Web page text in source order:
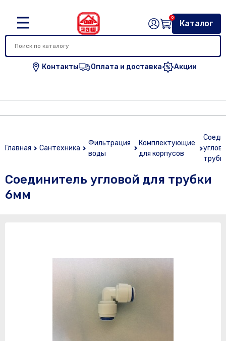
Контакты Оплата и доставка Акции
Каталог
0
Главная Сантехника
Фильтрация
воды
Комплектующие
для корпусов
Соединитель угловой для трубки
6мм